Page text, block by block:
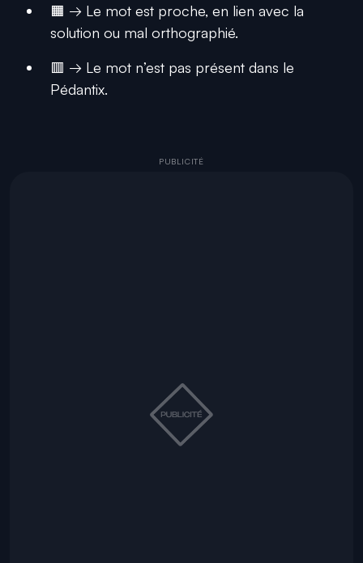
🟧 → Le mot est proche, en lien avec la
solution ou mal orthographié.
🟥 → Le mot n’est pas présent dans le
Pédantix.